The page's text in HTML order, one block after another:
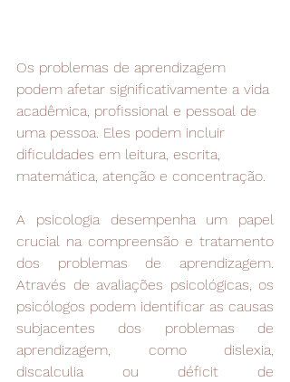
Os problemas de aprendizagem
podem afetar significativamente a vida
acadêmica, profissional e pessoal de
uma pessoa. Eles podem incluir
dificuldades em leitura, escrita,
matemática, atenção e concentração.
A psicologia desempenha um papel
crucial na compreensão e tratamento
dos problemas de aprendizagem.
Através de avaliações psicológicas, os
psicólogos podem identificar as causas
subjacentes dos problemas de
aprendizagem, como dislexia,
discalculia ou déficit de